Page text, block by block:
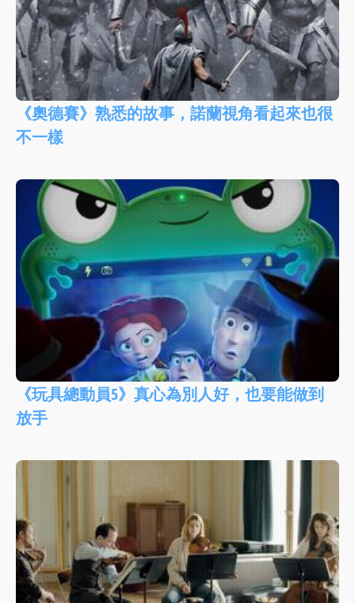
《奧德賽》熟悉的故事，諾蘭視角看起來也很
不一樣
《玩具總動員5》真心為別人好，也要能做到
放手